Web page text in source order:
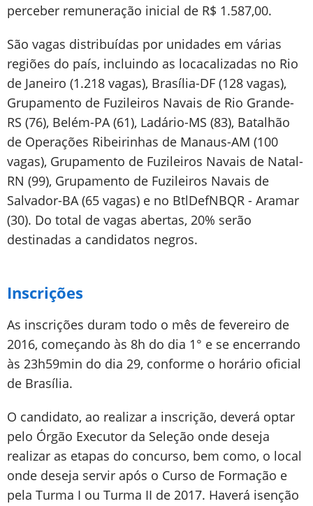
perceber remuneração inicial de R$ 1.587,00.
São vagas distribuídas por unidades em várias
regiões do país, incluindo as locacalizadas no Rio
de Janeiro (1.218 vagas), Brasília-DF (128 vagas),
Grupamento de Fuzileiros Navais de Rio Grande-
RS (76), Belém-PA (61), Ladário-MS (83), Batalhão
de Operações Ribeirinhas de Manaus-AM (100
vagas), Grupamento de Fuzileiros Navais de Natal-
RN (99), Grupamento de Fuzileiros Navais de
Salvador-BA (65 vagas) e no BtlDefNBQR - Aramar
(30). Do total de vagas abertas, 20% serão
destinadas a candidatos negros.
Inscrições
As inscrições duram todo o mês de fevereiro de
2016, começando às 8h do dia 1° e se encerrando
às 23h59min do dia 29, conforme o horário oficial
de Brasília.
O candidato, ao realizar a inscrição, deverá optar
pelo Órgão Executor da Seleção onde deseja
realizar as etapas do concurso, bem como, o local
onde deseja servir após o Curso de Formação e
pela Turma I ou Turma II de 2017. Haverá isenção